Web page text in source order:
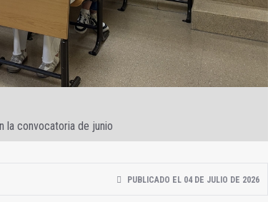
la convocatoria de junio
PUBLICADO EL 04 DE JULIO DE 2026